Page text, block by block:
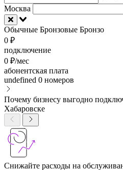
Москва
Обычные Бронзовые Бронзо
0 ₽
подключение
0 ₽/мес
абонентская плата
undefined 0 номеров
Почему бизнесу выгодно
Хабаровске
Снижайте расходы на